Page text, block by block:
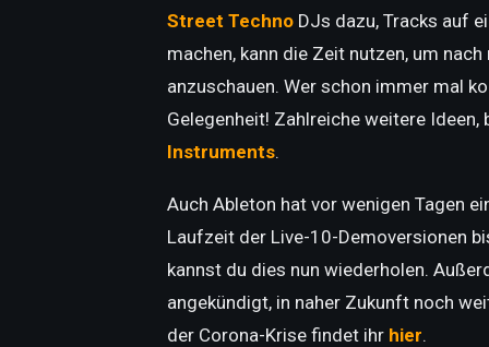
Street TechnoDJs dazu, Tracks auf
machen, kann die Zeit nutzen, um
anzuschauen. Wer schon immer mal
Gelegenheit! Zahlreiche weitere
Instruments.
Auch Ableton hat vor wenigen Tagen
Laufzeit der Live-10-Demoversionen
kannst du dies nun wiederholen.
angekündigt, in naher Zukunft noch
der Corona-Krise findet ihr hier.